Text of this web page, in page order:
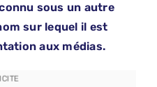
sous un autre
sur lequel il est
aux médias.